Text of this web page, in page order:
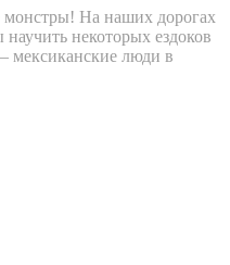
На наших дорогах
некоторых ездоков
мексиканские люди в